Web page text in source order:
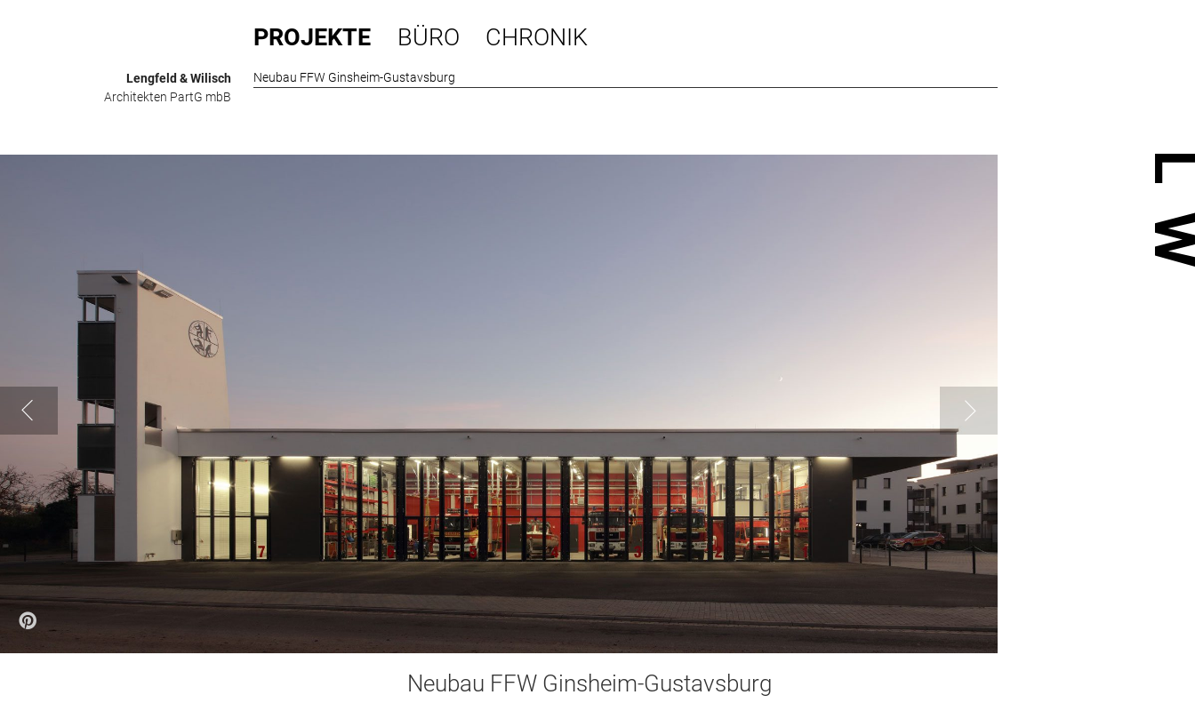
Lengfeld & Wilisch
Architekten PartG mbB
PROJEKTE BÜRO CHRONIK
Neubau FFW Ginsheim-Gustavsburg
Neubau FFW Ginsheim-Gustavsburg